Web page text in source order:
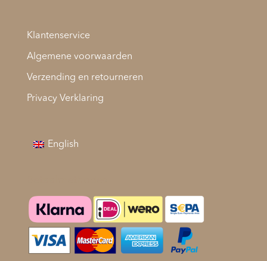
Klantenservice
Algemene voorwaarden
Verzending en retourneren
Privacy Verklaring
English